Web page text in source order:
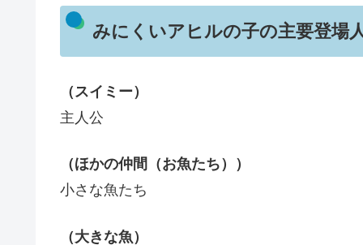
みにくいアヒルの子の主要登場
（スイミー）
主人公
（ほかの仲間（お魚たち））
小さな魚たち
（大きな魚）